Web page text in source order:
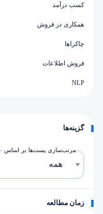
کسب درآمد
همکاری در فروش
چاکراها
فروش اطلاعات
NLP
گزینه‌ها
مرتب‌سازی پست‌ها بر اساس
همه
زمان مطالعه